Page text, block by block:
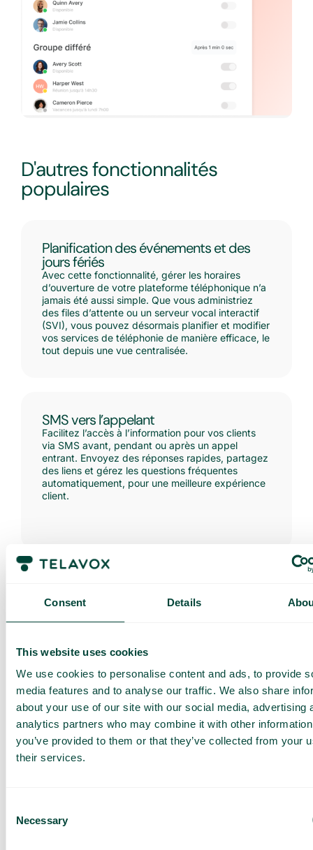
Consent Details
This website uses cookies
We use cookies to personalise content and ads, to provide
media features and to analyse our traffic. We also share
about your use of our site with our social media, advertising
analytics partners who may combine it with other
you’ve provided to them or that they’ve collected from your
their services.
Selection
Necessary
D'autres fonctionnalités
populaires
Planification des événements et des
jours fériés
Avec cette fonctionnalité, gérer les horaires
d’ouverture de votre plateforme téléphonique n’a
jamais été aussi simple. Que vous administriez
des files d’attente ou un serveur vocal interactif
(SVI), vous pouvez désormais planifier et modifier
vos services de téléphonie de manière efficace, le
tout depuis une vue centralisée.
SMS vers l’appelant
Facilitez l’accès à l’information pour vos clients
via SMS avant, pendant ou après un appel
entrant. Envoyez des réponses rapides, partagez
des liens et gérez les questions fréquentes
automatiquement, pour une meilleure expérience
client.
Mon aperçu, dans notre application, offre une vue
offre sur